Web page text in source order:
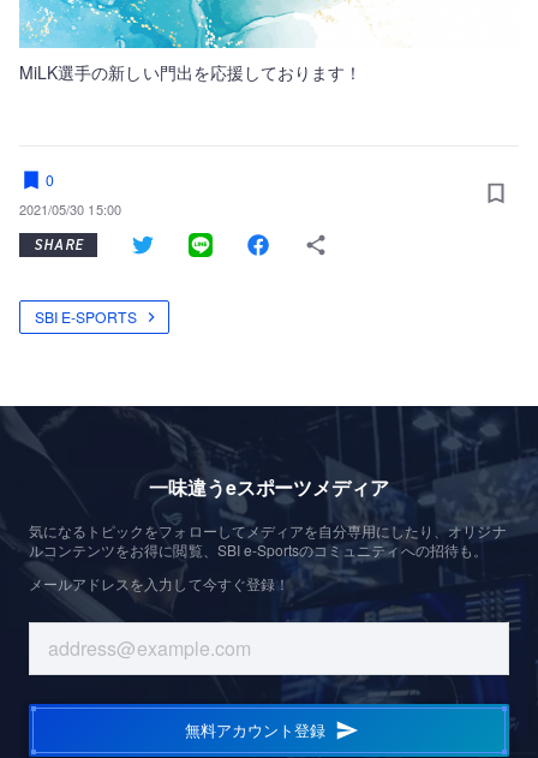
MiLK選手の新しい門出を応援しております！
0
2021/05/30 15:00
SHARE
SBI E-SPORTS
一味違うeスポーツメディア
気になるトピックをフォローしてメディアを自分専用にしたり、オリジナ
ルコンテンツをお得に閲覧、SBI e-Sportsのコミュニティへの招待も。
メールアドレスを入力して今すぐ登録！
無料アカウント登録